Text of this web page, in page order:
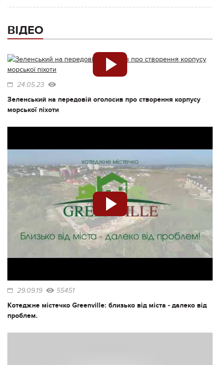
ВІДЕО
24.05.23
Зеленський на передовій оголосив про створення корпусу
морської піхоти
29.09.19 55451
Котеджне містечко Greenville: близько від міста - далеко від
проблем.